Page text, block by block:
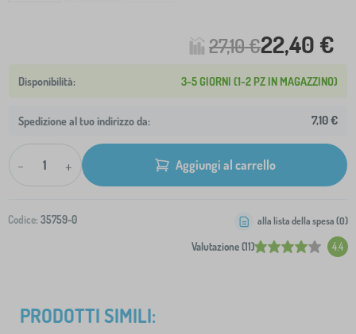
27,10 €22,40 €
3-5 GIORNI (1-2 PZ IN MAGAZZINO)
Spedizione al tuo indirizzo da: 7,10 €
- + Aggiungi al carrello
Codice: 35759-0
Valutazione (11) 4.4
alla lista della spesa (0)
PRODOTTI SIMILI: